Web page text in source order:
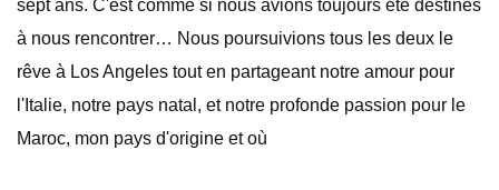
sept ans. C'est comme si nous avions toujours été destinés
à nous rencontrer… Nous poursuivions tous les deux le
rêve à Los Angeles tout en partageant notre amour pour
l'Italie, notre pays natal, et notre profonde passion pour le
Maroc, mon pays d'origine et où